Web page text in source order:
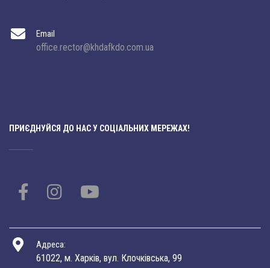
Email
office.rector@khdafkdo.com.ua
ПРИЄДНУЙСЯ ДО НАС У СОЦІАЛЬНИХ МЕРЕЖАХ!
Адреса:
61022, м. Харків, вул. Клочківська, 99